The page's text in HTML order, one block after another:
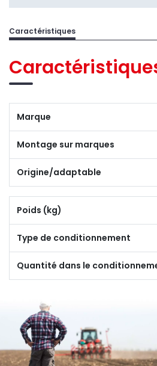
Caractéristiques
Marque
Montage sur marques
Origine/adaptable
Poids (kg)
Type de conditionnement
Quantité dans le